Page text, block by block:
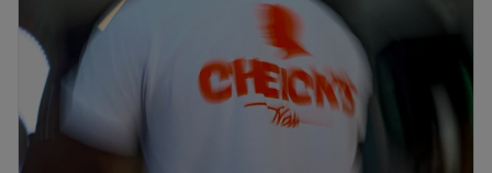
Freitag
09:00
Samstag
09:00
Sonntag
Geschlossen
Zurück zur Salonansicht